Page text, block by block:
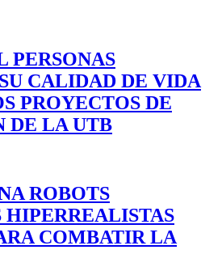
PERSONAS
CALIDAD DE VIDA
PROYECTOS DE
DE LA UTB
ROBOTS
COMBATIR LA